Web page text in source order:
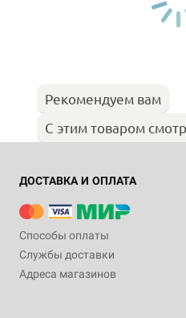
Рекомендуем вам
С этим товаром
ДОСТАВКА И ОПЛАТА
Способы оплаты
Службы доставки
Адреса магазинов